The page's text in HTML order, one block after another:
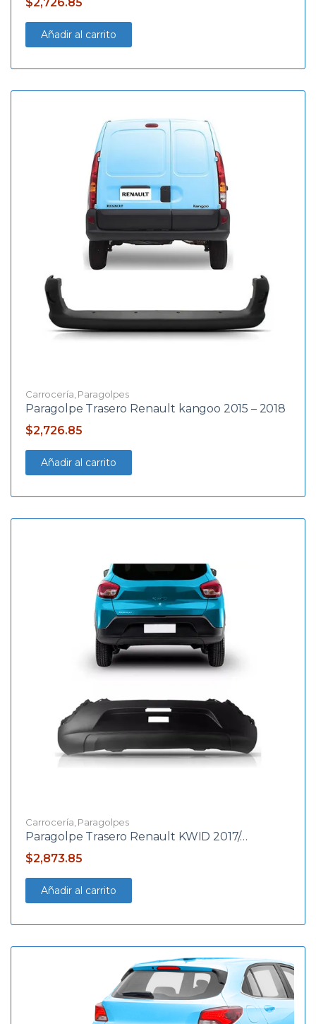
Añadir al carrito
Carrocería Paragolpes
Paragolpe Trasero Renault kangoo 2015 – 2018
$2,726.85
Añadir al carrito
Carrocería Paragolpes
Paragolpe Trasero Renault KWID 2017/…
$2,873.85
Añadir al carrito